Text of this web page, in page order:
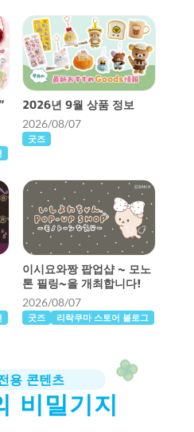
2026년 9월 상품 정보
2026/08/07
굿즈
이시요와짱 팝업샵 ~ 모노
톤 필링~을 개최합니다!
2026/08/07
굿즈 리락쿠마 스토어 블로그
용 콘텐츠
비밀기지